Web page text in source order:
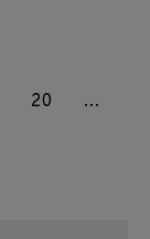
20
…